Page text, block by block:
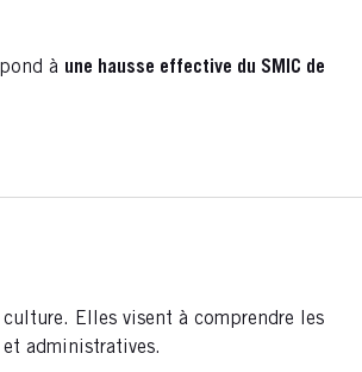
à une hausse effective du SMIC de
Elles visent à comprendre les
administratives.